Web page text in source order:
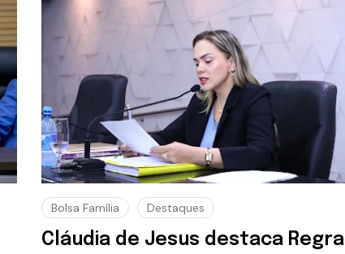
Bolsa Família Destaques
Cláudia de Jesus destaca Regra